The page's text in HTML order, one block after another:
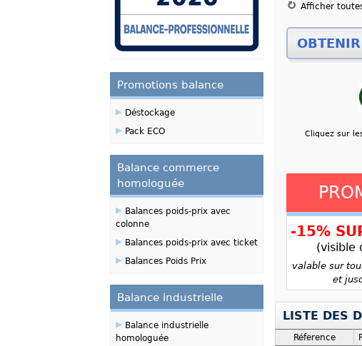
Afficher
Cliquez sur
-15%
(visible
valable sur
et
LISTE DES
Réference
Promotions balance
▸Déstockage
▸Pack ECO
Balance commerce
homologuée
▸Balances poids-prix avec
colonne
▸Balances poids-prix avec ticket
▸Balances Poids Prix
Balance industrielle
▸Balance industrielle
homologuée